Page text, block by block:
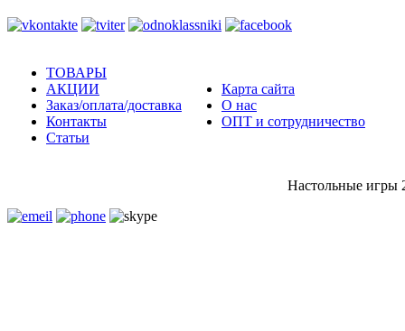
ТОВАРЫ
АКЦИИ
Заказ/оплата/доставка
Контакты
Статьи
Карта сайта
О нас
ОПТ и сотрудничество